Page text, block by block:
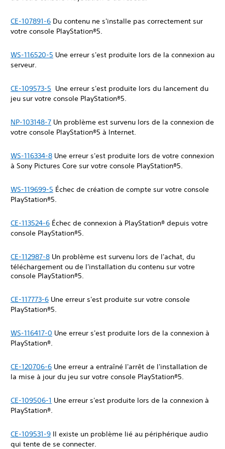
CE-107891-6 Du contenu ne s'installe pas correctement sur
votre console PlayStation®5.
WS-116520-5 Une erreur s'est produite lors de la connexion au
serveur.
CE-109573-5 Une erreur s'est produite lors du lancement du
jeu sur votre console PlayStation®5.
NP-103148-7 Un problème est survenu lors de la connexion de
votre console PlayStation®5 à Internet.
WS-116334-8 Une erreur s'est produite lors de votre connexion
à Sony Pictures Core sur votre console PlayStation®5.
WS-119699-5 Échec de création de compte sur votre console
PlayStation®5.
CE-113524-6 Échec de connexion à PlayStation® depuis votre
console PlayStation®5.
CE-112987-8 Un problème est survenu lors de l'achat, du
téléchargement ou de l'installation du contenu sur votre
console PlayStation®5.
CE-117773-6 Une erreur s'est produite sur votre console
PlayStation®5.
WS-116417-0 Une erreur s'est produite lors de la connexion à
PlayStation®.
CE-120706-6 Une erreur a entraîné l'arrêt de l'installation de
la mise à jour du jeu sur votre console PlayStation®5.
CE-109506-1 Une erreur s'est produite lors de la connexion à
PlayStation®.
CE-109531-9 Il existe un problème lié au périphérique audio
qui tente de se connecter.